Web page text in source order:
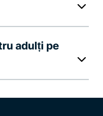
adulți pe